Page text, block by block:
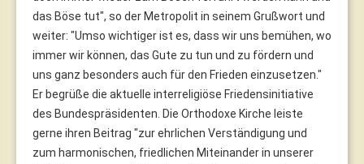
das Böse tut", so der Metropolit in seinem Grußwort und
weiter: "Umso wichtiger ist es, dass wir uns bemühen, wo
immer wir können, das Gute zu tun und zu fördern und
uns ganz besonders auch für den Frieden einzusetzen."
Er begrüße die aktuelle interreligiöse Friedensinitiative
des Bundespräsidenten. Die Orthodoxe Kirche leiste
gerne ihren Beitrag "zur ehrlichen Verständigung und
zum harmonischen, friedlichen Miteinander in unserer